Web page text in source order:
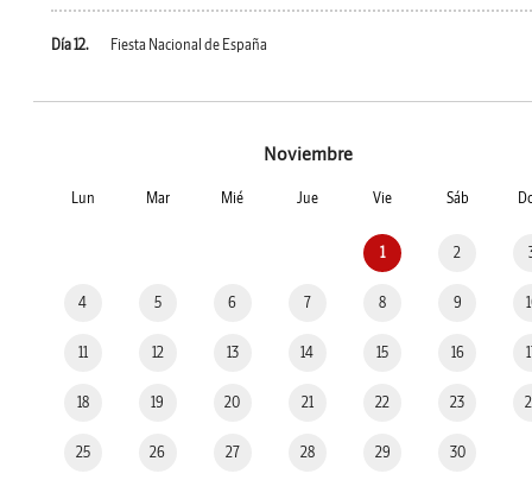
Día 12. Fiesta Nacional de España
Noviembre
Lun Mar Mié Jue Vie Sáb
1 2
4 5 6 7 8 9
11 12 13 14 15 16
18 19 20 21 22 23
25 26 27 28 29 30